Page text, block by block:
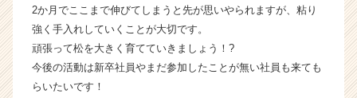
ト
が
届
く
就
2か月でここまで伸びてしまうと先が思いやられますが、粘り
強く手入れしていくことが大切です。
頑張って松を大きく育てていきましょう！?
今後の活動は新卒社員やまだ参加したことが無い社員も来ても
らいたいです！